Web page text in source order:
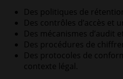
Des politiques de
Des contrôles d’accès et
Des mécanismes d’audit
Des procédures de
Des protocoles de
contexte légal.